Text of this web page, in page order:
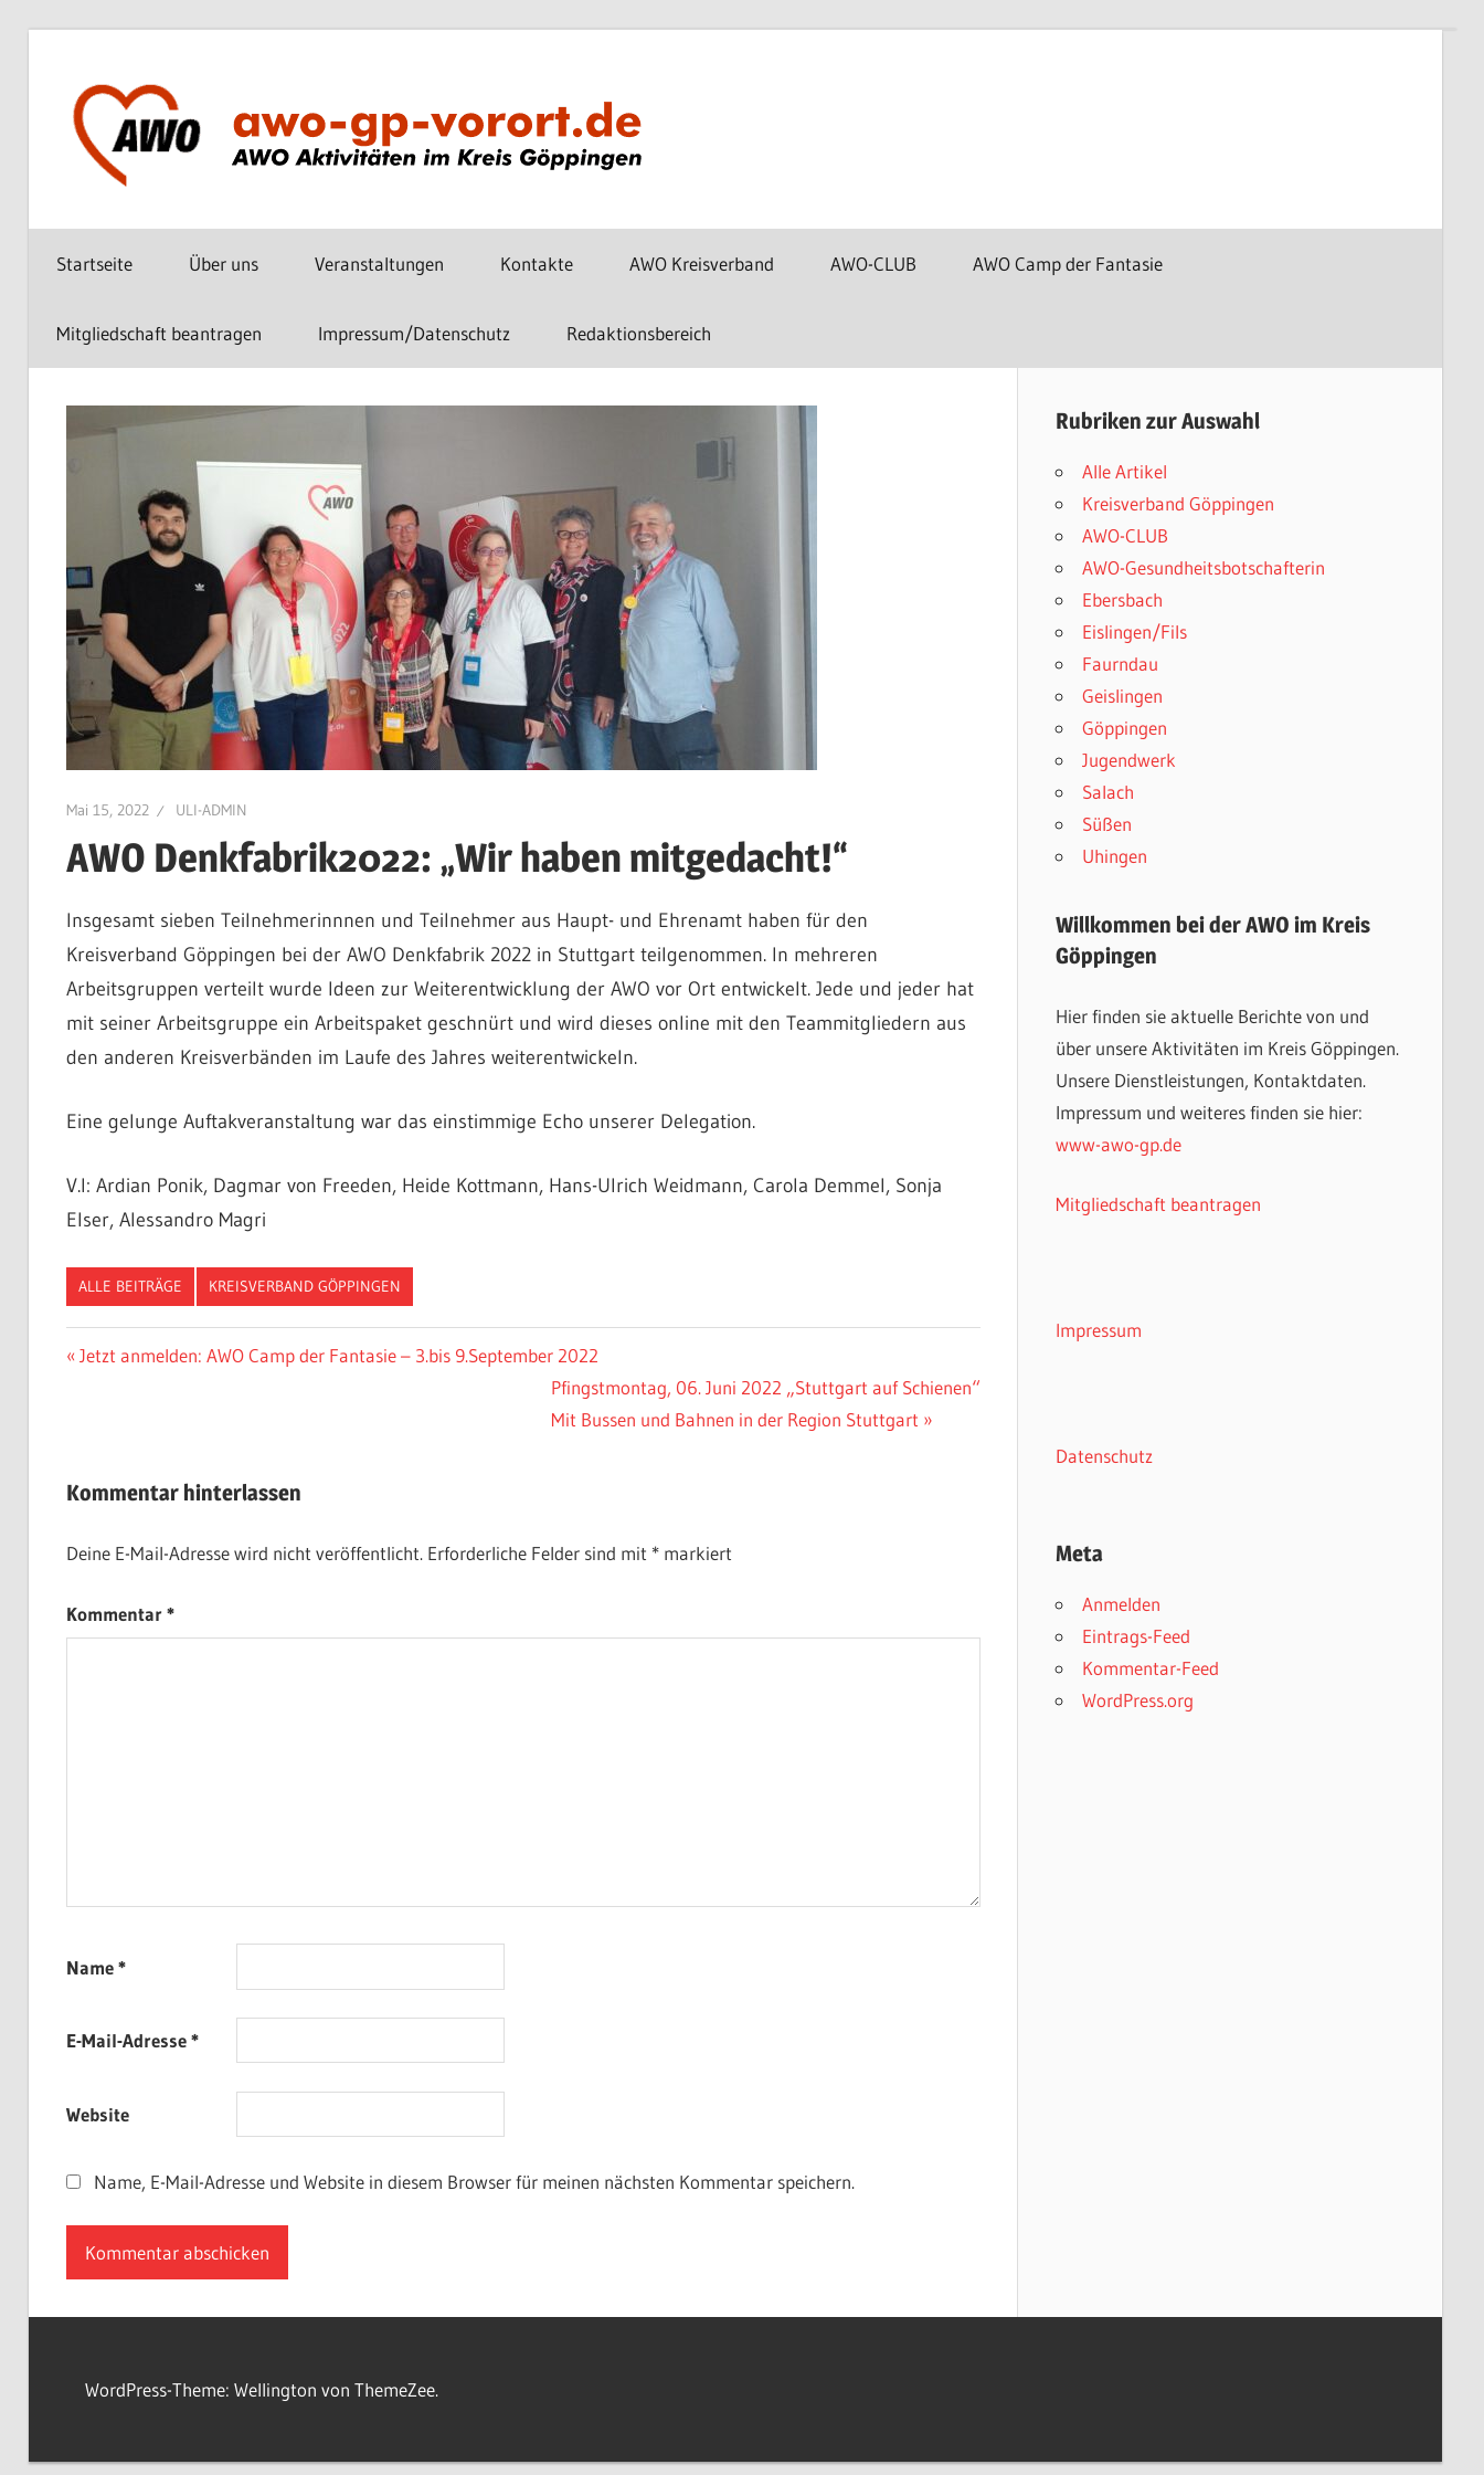
springen
vorort.de
vor
Ort
Kreis
Startseite Über uns Veranstaltungen Kontakte AWO Kreisverband AWO-CLUB AWO Camp der Fantasie
Mitgliedschaft beantragen Impressum/Datenschutz Redaktionsbereich
Mai 15, 2022 ULI-ADMIN
AWO Denkfabrik2022: „Wir haben mitgedacht!“
Insgesamt sieben Teilnehmerinnnen und Teilnehmer aus Haupt- und Ehrenamt haben für den
Kreisverband Göppingen bei der AWO Denkfabrik 2022 in Stuttgart teilgenommen. In mehreren
Arbeitsgruppen verteilt wurde Ideen zur Weiterentwicklung der AWO vor Ort entwickelt. Jede und jeder hat
mit seiner Arbeitsgruppe ein Arbeitspaket geschnürt und wird dieses online mit den Teammitgliedern aus
den anderen Kreisverbänden im Laufe des Jahres weiterentwickeln.
Eine gelunge Auftakveranstaltung war das einstimmige Echo unserer Delegation.
V.l: Ardian Ponik, Dagmar von Freeden, Heide Kottmann, Hans-Ulrich Weidmann, Carola Demmel, Sonja
Elser, Alessandro Magri
ALLE BEITRÄGE KREISVERBAND GÖPPINGEN
Beitragsnavigation
Vorheriger
Jetzt anmelden: AWO Camp der Fantasie – 3.bis 9.September 2022
Nächster
Beitrag:
Pfingstmontag, 06. Juni 2022 „Stuttgart auf Schienen“
Mit Bussen und Bahnen in der Region Stuttgart
Kommentar hinterlassen
Deine E-Mail-Adresse wird nicht veröffentlicht. Erforderliche Felder sind mit *markiert
Kommentar*
Name*
E-Mail-Adresse*
Website
Name, E-Mail-Adresse und Website in diesem Browser für meinen nächsten Kommentar speichern.
Rubriken zur Auswahl
Alle Artikel
Kreisverband Göppingen
AWO-CLUB
AWO-Gesundheitsbotschafterin
Ebersbach
Eislingen/Fils
Faurndau
Geislingen
Göppingen
Jugendwerk
Salach
Süßen
Uhingen
Willkommen bei der AWO im Kreis
Göppingen
Hier finden sie aktuelle Berichte von und
über unsere Aktivitäten im Kreis Göppingen.
Unsere Dienstleistungen, Kontaktdaten.
Impressum und weiteres finden sie hier:
www-awo-gp.de
Mitgliedschaft beantragen
Impressum
Datenschutz
Meta
Anmelden
Eintrags-Feed
Kommentar-Feed
WordPress.org
WordPress-Theme: Wellington von ThemeZee.